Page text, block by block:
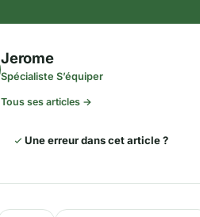
Jerome
Spécialiste S’équiper
Tous ses articles →
Une erreur dans cet article ?